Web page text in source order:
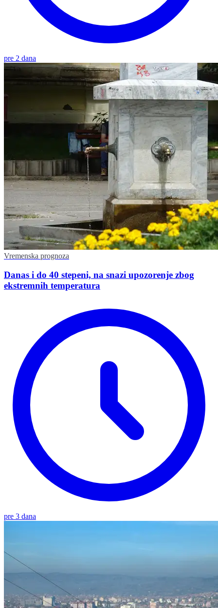
pre 2 dana
Vremenska prognoza
Danas i do 40 stepeni, na snazi upozorenje zbog
ekstremnih temperatura
pre 3 dana